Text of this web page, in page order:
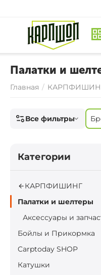
Палатки и
Главная /
Все фильтры
Категории
КАРПФИШИНГ
Палатки и шелтеры
Аксессуары и
Бойлы и Прикормка
Carptoday SHOP
Катушки